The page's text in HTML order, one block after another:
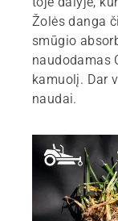
Žolės danga
smūgio
naudodamas
kamuolį. Dar
naudai.